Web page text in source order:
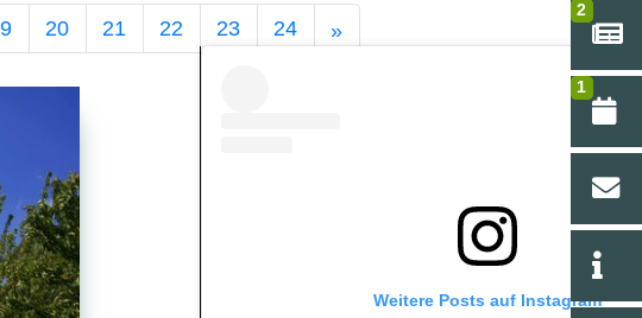
2
1
20 21 22 23 24 »
Weitere Posts auf Instagram